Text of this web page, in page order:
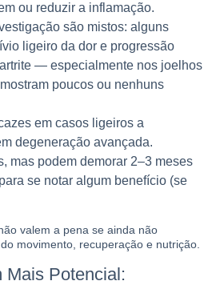
ou reduzir a inflamação.
são mistos: alguns
ligeiro da dor e progressão
— especialmente nos joelhos
poucos ou nenhuns
em casos ligeiros a
degeneração avançada.
mas podem demorar 2–3 meses
se notar algum benefício (se
valem a pena se ainda não
movimento, recuperação e nutrição.
Mais Potencial: